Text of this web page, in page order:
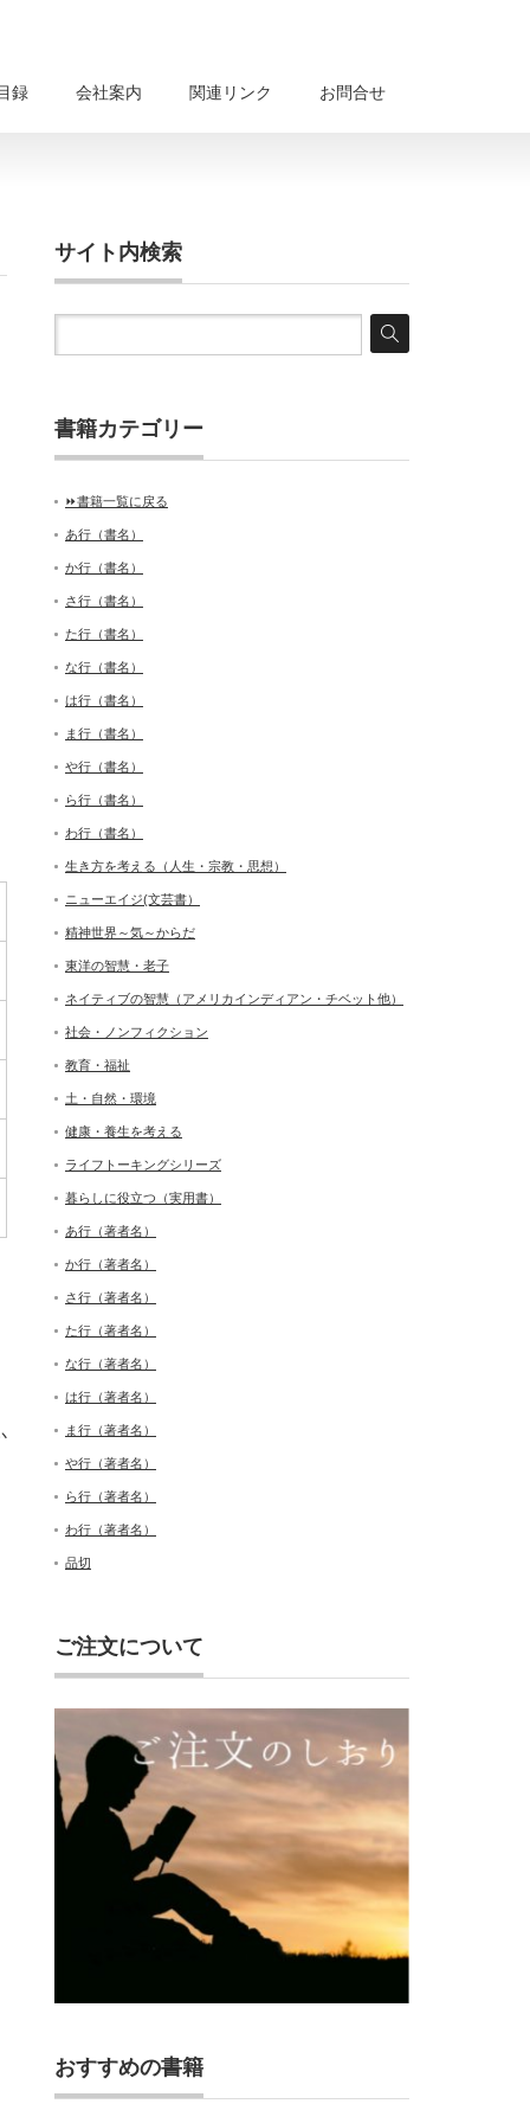
録 会社案内 関連リンク お問合せ
サイト内検索
書籍カテゴリー
⏩書籍一覧に戻る
あ行（書名）
か行（書名）
さ行（書名）
た行（書名）
な行（書名）
は行（書名）
ま行（書名）
や行（書名）
ら行（書名）
わ行（書名）
生き方を考える（人生・宗教・思想）
ニューエイジ(文芸書）
精神世界～気～からだ
東洋の智慧・老子
ネイティブの智慧（アメリカインディアン・チベット他）
社会・ノンフィクション
教育・福祉
土・自然・環境
健康・養生を考える
ライフトーキングシリーズ
暮らしに役立つ（実用書）
あ行（著者名）
か行（著者名）
さ行（著者名）
た行（著者名）
な行（著者名）
は行（著者名）
ま行（著者名）
や行（著者名）
ら行（著者名）
わ行（著者名）
品切
ご注文について
おすすめの書籍